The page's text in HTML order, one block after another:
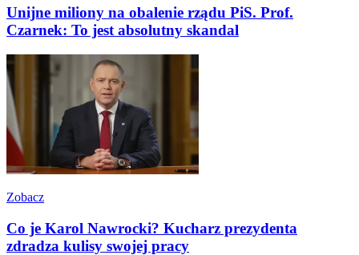
Unijne miliony na obalenie rządu PiS. Prof.
Czarnek: To jest absolutny skandal
Zobacz
Co je Karol Nawrocki? Kucharz prezydenta
zdradza kulisy swojej pracy